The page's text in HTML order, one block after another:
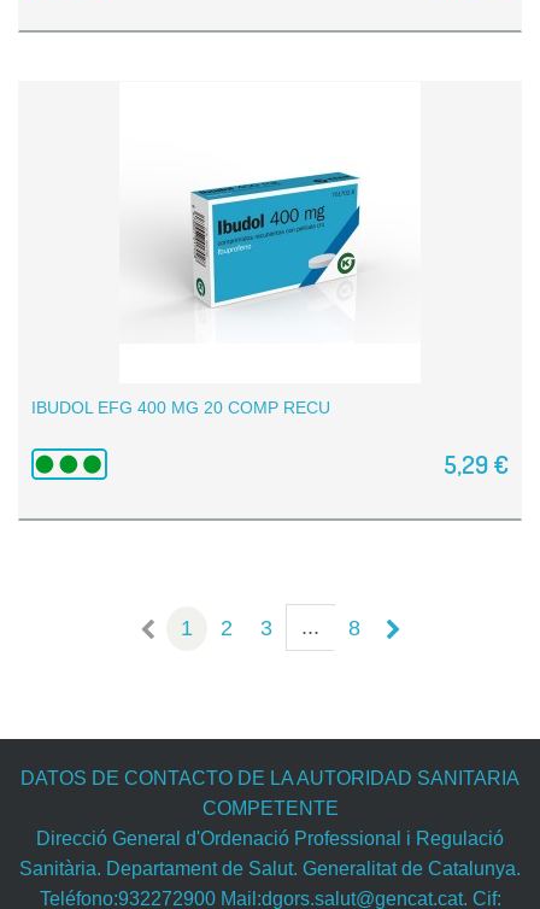
IBUDOL EFG 400 MG 20 COMP RECU
5,29 €
1 2 3 ... 8
DATOS DE CONTACTO DE LA AUTORIDAD SANITARIA
COMPETENTE
Direcció General d'Ordenació Professional i Regulació
Sanitària. Departament de Salut. Generalitat de Catalunya.
Teléfono:932272900 Mail:dgors.salut@gencat.cat. Cif: